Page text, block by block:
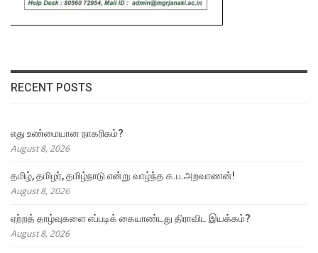
RECENT POSTS
எது உண்மையான நாகரிகம்?
August 8, 2026
தமிழ், தமிழர், தமிழ்நாடு என்று வாழ்ந்த க.ப.அறவாணன்!
August 8, 2026
ஏற்றத் தாழ்வுகளை எப்படிக் கையாண்டது திராவிட இயக்கம்?
August 8, 2026